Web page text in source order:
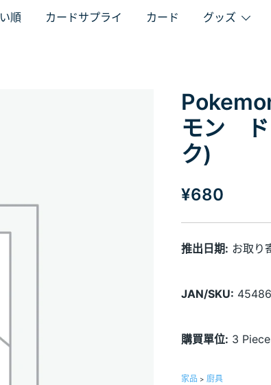
順 カードサプライ カード グッズ
モン ド
ク)
¥680
推出日期: お取り
JAN/SKU:
購買單位: 3
家品 > 廚具